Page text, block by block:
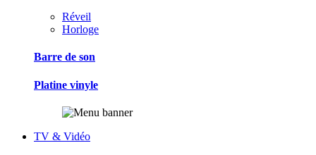
Réveil
Horloge
Barre de son
Platine vinyle
TV & Vidéo